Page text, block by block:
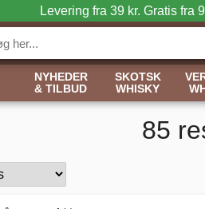
Levering fra 39 kr. Gratis fra
NYHEDER
& TILBUD
SKOTSK
WHISKY
85